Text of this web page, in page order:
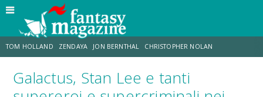
TOM HOLLAND ZENDAYA JON BERNTHAL CHRISTOPHER NOLAN
STRANIMONDI LUCCA COMICS & GAMES ODISSEA CHRIS MCKENNA
Galactus, Stan Lee e tanti